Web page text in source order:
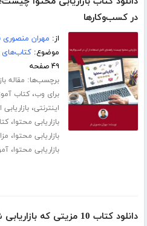
در کسب‌وکارها
از: مهران منصوری
موضوع:کتاب‌های
۴۹ صفحه
برچسب‌ها: مقاله
برای وب،کتاب
اینترنتی،
بازاریابی محتوا،
بازاریابی محتوا،
بازاریابی محتوا،
دانلود کتاب 10 مزیتی که